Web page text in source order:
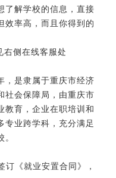
了解学校的信息，直接
效率高，而且你得到的
右侧在线客服处
，是隶属于重庆市经济
社会保障局，由重庆市
教育，企业在职培训和
专业跨学科，充分满足
订《就业安置合同》，